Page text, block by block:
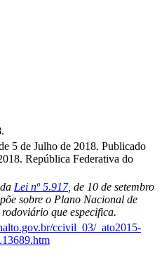
.
5 de Julho de 2018. Publicado
República Federativa do
Lei nº 5.917, de 10 de setembro
sobre o Plano Nacional de
que especifica.
ccivil_03/_ato2015-